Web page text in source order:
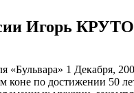
Игорь
«Бульвара» 1 Декабря,
коне по достижении 50